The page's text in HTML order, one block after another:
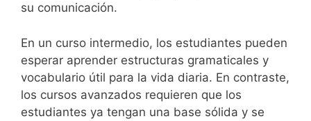
su comunicación.
En un curso intermedio, los estudiantes pueden
esperar aprender estructuras gramaticales y
vocabulario útil para la vida diaria. En contraste,
los cursos avanzados requieren que los
estudiantes ya tengan una base sólida y se